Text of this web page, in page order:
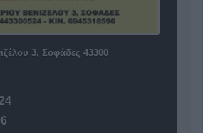
3, Σοφάδες 43300